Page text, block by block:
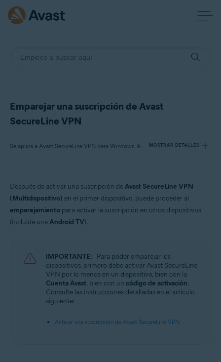
Emparejar una suscripción de Avast
SecureLine VPN
Se aplica a Avast SecureLine VPN para Windows, Avast SecureLine VPN para Mac, Avast SecureLine VPN para Android, Avast SecureLine VPN para iOS MOSTRAR DETALLES
Productos:
Avast SecureLine VPN 5.x para Windows
Avast SecureLine VPN 6.x para Android
Avast SecureLine VPN 6.x para iOS
Microsoft Windows 11 Home/Pro/Enterprise/Education
Microsoft Windows 10 Home/Pro/Enterprise/Education - 32 o 64 bits
Microsoft Windows 8.1/Pro/Enterprise - 32 o 64 bits
Microsoft Windows 8/Pro/Enterprise - 32 o 64 bits
Microsoft Windows 7 Home Basic/Home
Premium/Professional/Enterprise/Ultimate - Service Pack 1, 32 o 64 bits
Apple macOS 12.x (Monterey)
Después de activar una suscripción deAvast SecureLine VPN
(Multidispositivo) en el primer dispositivo, puede proceder al
emparejamiento para activar la suscripción en otros dispositivos
(incluida una Android TV).
IMPORTANTE: Para poder emparejar los
dispositivos, primero debe activar Avast SecureLine
VPN por lo menos en un dispositivo, bien con la
Cuenta Avast, bien con un código de activación.
Consulte las instrucciones detalladas en el artículo
siguiente:
Activar una suscripción de Avast SecureLine VPN